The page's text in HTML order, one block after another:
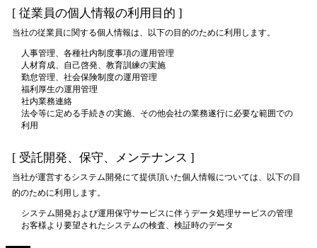
[ 従業員の個人情報の利用目的 ]
当社の従業員に関する個人情報は、以下の目的のために利用します。
人事管理、各種社内制度事項の運用管理
人材育成、自己啓発、教育訓練の実施
勤怠管理、社会保険制度の運用管理
福利厚生の運用管理
社内業務連絡
法令等に定める手続きの実施、その他会社の業務遂行に必要な範囲での
利用
[ 受託開発、保守、メンテナンス ]
当社が運営するシステム開発にて提供頂いた個人情報については、以下の目
的のために利用します。
システム開発および運用保守サービスに伴うデータ処理サービスの管理
お客様より要望されたシステムの検査、検証時のデータ